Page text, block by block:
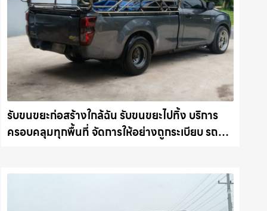
รับขนขยะก่อสร้างใกล้ฉัน รับขนขยะไปทิ้ง บริการ
ครอบคลุมทุกพื้นที่ จัดการให้อย่างถูกระเบียบ รถ